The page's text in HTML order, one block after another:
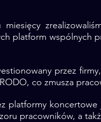
platform wspólnych
przez
co zmusza
platformy
pracowników, a